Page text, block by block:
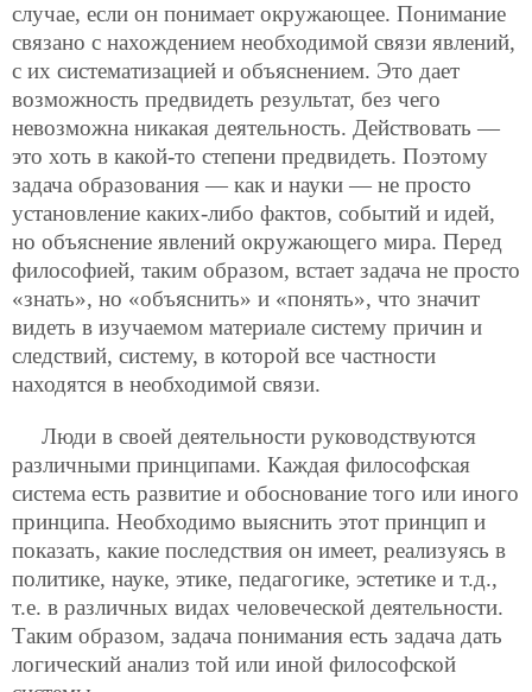
случае, если он понимает окружающее. Понимание
связано с нахождением необходимой связи явлений,
с их систематизацией и объяснением. Это дает
возможность предвидеть результат, без чего
невозможна никакая деятельность. Действовать —
это хоть в какой-то степени предвидеть. Поэтому
задача образования — как и науки — не просто
установление каких-либо фактов, событий и идей,
но объяснение явлений окружающего мира. Перед
философией, таким образом, встает задача не просто
«знать», но «объяснить» и «понять», что значит
видеть в изучаемом материале систему причин и
следствий, систему, в которой все частности
находятся в необходимой связи.
Люди в своей деятельности руководствуются
различными принципами. Каждая философская
система есть развитие и обоснование того или иного
принципа. Необходимо выяснить этот принцип и
показать, какие последствия он имеет, реализуясь в
политике, науке, этике, педагогике, эстетике и т.д.,
т.е. в различных видах человеческой деятельности.
Таким образом, задача понимания есть задача дать
логический анализ той или иной философской